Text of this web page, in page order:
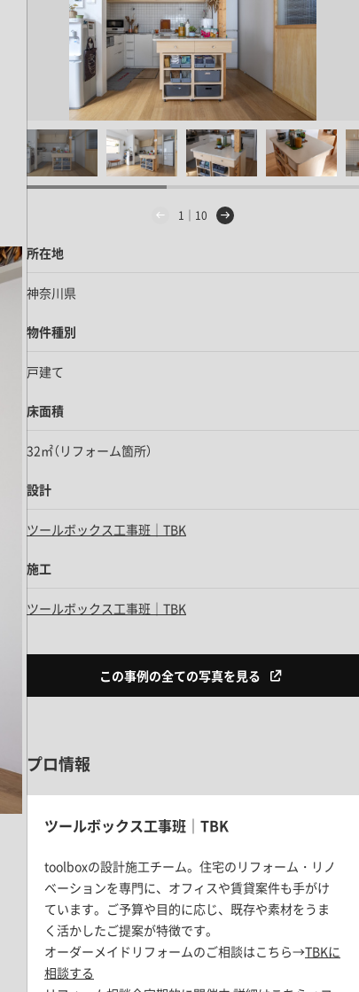
1｜10
所在地
神奈川県
物件種別
戸建て
床面積
32㎡（リフォーム箇所）
設計
ツールボックス工事班｜TBK
施工
ツールボックス工事班｜TBK
この事例の全ての写真を見る
プロ情報
ツールボックス工事班｜TBK
toolboxの設計施工チーム。住宅のリフォーム・リノ
ベーションを専門に、オフィスや賃貸案件も手がけ
ています。ご予算や目的に応じ、既存や素材をうま
く活かしたご提案が特徴です。
オーダーメイドリフォームのご相談はこちら→TBKに
相談する